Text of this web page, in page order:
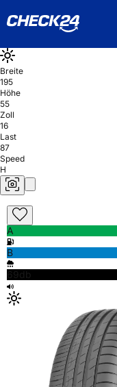
Breite
195
Höhe
55
Zoll
16
Last
87
Speed
H
A
B
69db